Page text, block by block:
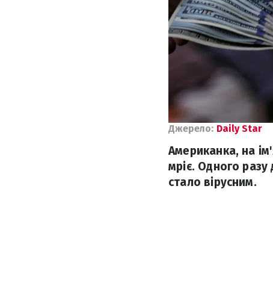
Джерело: Daily Star
Американка, на
мріє. Одного
стало вірусним.